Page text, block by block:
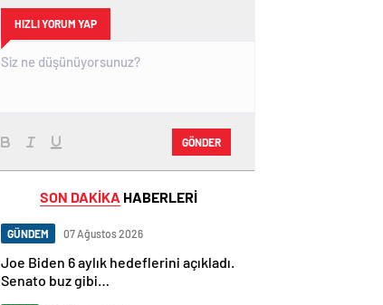
HIZLI YORUM YAP
GÖNDER
SON DAKİKA HABERLERİ
GÜNDEM 07 Ağustos 2026
Joe Biden 6 aylık hedeflerini açıkladı.
Senato buz gibi…